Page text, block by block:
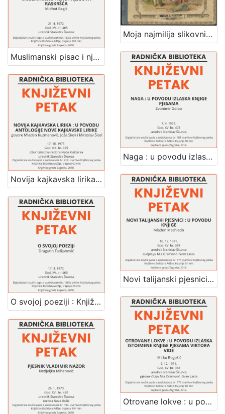
Moja najmilija slikovnica : pjesmice / napisao Stjepan Širola
Muslimanski pisac i njegova raskršća : Književni petak, dvorana u Novinarskom domu, 21. 4. 1972., br. 405 / Midhat Begić ; urednik Stanislav Škunca
Naga : u povodu izlaska knjige pjesama : Književni petak, dvorana u Novinarskom domu, 7. 4. 1972., br. 403 / Zvonimir Golob ; urednik Stanislav Škunca
Novija kajkavska lirika : u povodu antologije nove kajkavske lirike : Književni petak, dvorana u Novinarskom domu, 17. 10. 1975., br. 489 / govore Mladen Kuzmanović, Joža Skok, Miroslav Šicel ; izbor tekstova recitira Nada Klašterka ; urednik Stanislav Škunca
Novi talijanski pjesnici : u povodu knjige : Književni petak, dvorana u Novinarskom domu, 10. 12. 1971., br. 389 / Mladen Machiedo ; tekstove čitaju Mia Oremović, Sven Lasta ; urednik Stanislav Škunca
O svojoj poeziji : Književni petak, dvorana u Novinarskom domu, 17. 3. 1972., br. 400 / Dragutin Tadijanović ; urednik Stanislav Škunca
Otrovane lokve : u povodu izlaska istoimene knjige pjesama Viktora Vide : Književni petak, dvorana u Novinarskom domu, 3. 12. 1971., br. 388 / Mirko Rogošić ; pjesme čitaju Mia Oremović, Sven Lasta ; urednik Stanislav Škunca